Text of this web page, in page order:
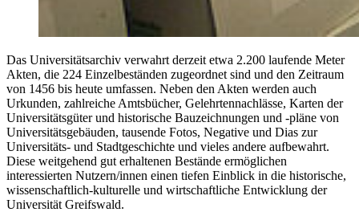
Das Universitätsarchiv verwahrt derzeit etwa 2.200 laufende Meter
Akten, die 224 Einzelbeständen zugeordnet sind und den Zeitraum
von 1456 bis heute umfassen. Neben den Akten werden auch
Urkunden, zahlreiche Amtsbücher, Gelehrtennachlässe, Karten der
Universitätsgüter und historische Bauzeichnungen und -pläne von
Universitätsgebäuden, tausende Fotos, Negative und Dias zur
Universitäts- und Stadtgeschichte und vieles andere aufbewahrt.
Diese weitgehend gut erhaltenen Bestände ermöglichen
interessierten Nutzern/innen einen tiefen Einblick in die historische,
wissenschaftlich-kulturelle und wirtschaftliche Entwicklung der
Universität Greifswald.